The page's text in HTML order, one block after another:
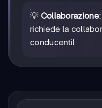
💡 Collaborazione
richiede la
conducenti!